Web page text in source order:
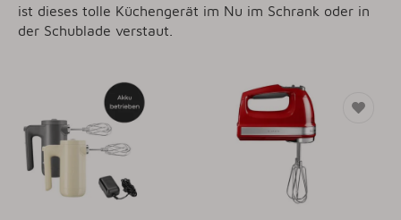
ist dieses tolle Küchengerät im Nu im Schrank oder in
der Schublade verstaut.